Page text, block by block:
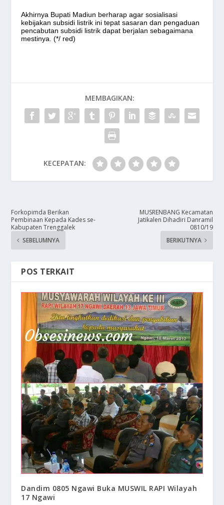
Akhirnya Bupati Madiun berharap agar sosialisasi
kebijakan subsidi listrik ini tepat sasaran dan pengaduan
pencabutan subsidi listrik dapat berjalan sebagaimana
mestinya. (*/ red)
MEMBAGIKAN:
KECEPATAN:
Forkopimda Berikan
Pembinaan Kepada Kades se-
Kabupaten Trenggalek
SEBELUMNYA
MUSRENBANG Kecamatan
Jatikalen Dihadiri Danramil
0810/19
BERIKUTNYA
POS TERKAIT
Dandim 0805 Ngawi Buka MUSWIL RAPI Wilayah
17 Ngawi